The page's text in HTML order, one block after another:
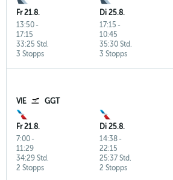
Fr 21.8.
13:50-
17:15
3 Stopps
33:25 Std.
Di 25.8.
17:15 -
10:45
3 Stopps
35:30 Std.
VIE GGT
Fr 21.8.
7:00-
11:29
2 Stopps
34:29 Std.
Di 25.8.
14:38-
22:15
2 Stopps
25:37 Std.